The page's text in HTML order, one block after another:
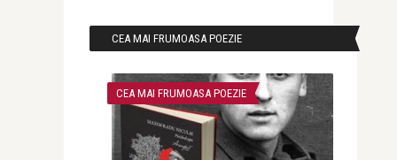
CEA MAI FRUMOASA POEZIE
CEA MAI FRUMOASA POEZIE